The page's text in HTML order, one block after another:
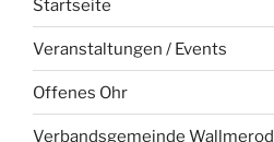
Startseite
Veranstaltungen / Events
Offenes Ohr
Verbandsgemeinde Wallmerod